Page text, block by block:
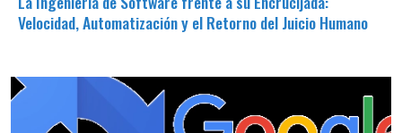
Velocidad, Automatización y el Retorno del Juicio Humano